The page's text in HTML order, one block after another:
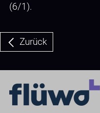
(6/1).
Zurück